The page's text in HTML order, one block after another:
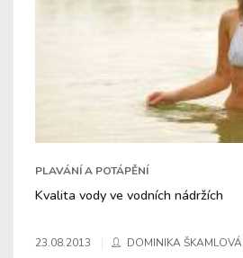
PLAVÁNÍ A POTÁPĚNÍ
Kvalita vody ve vodních nádržích
23.08.2013 DOMINIKA ŠKAMLOVÁ